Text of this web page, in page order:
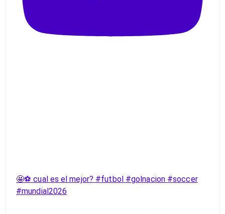
🤩⚽️ cual es el mejor? #futbol #golnacion #soccer
#mundial2026